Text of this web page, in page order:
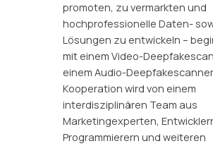
promoten, zu vermarkten und
hochprofessionelle Daten-
Lösungen zu entwickeln –
mit einem Video-
einem Audio-
Kooperation wird von einem
interdisziplinären Team aus
Marketingexperten,
Programmierern und weiteren